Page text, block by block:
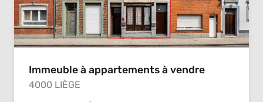
Immeuble à appartements à vendre
4000 LIÈGE